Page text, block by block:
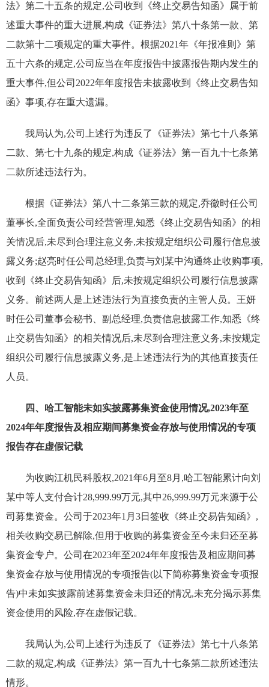
法》第二十五条的规定,公司收到《终止交易告知函》属于前
述重大事件的重大进展,构成《证券法》第八十条第一款、第
二款第十二项规定的重大事件。根据2021年《年报准则》第
五十六条的规定,公司应当在年度报告中披露报告期内发生的
重大事件,但公司2022年年度报告未披露收到《终止交易告知
函》事项,存在重大遗漏。
我局认为,公司上述行为违反了《证券法》第七十八条第
二款、第七十九条的规定,构成《证券法》第一百九十七条第
二款所述违法行为。
根据《证券法》第八十二条第三款的规定,乔徽时任公司
董事长,全面负责公司经营管理,知悉《终止交易告知函》的相
关情况后,未尽到合理注意义务,未按规定组织公司履行信息披
露义务;赵亮时任公司总经理,负责与刘某中沟通终止收购事项,
收到《终止交易告知函》后,未按规定组织公司履行信息披露
义务。前述两人是上述违法行为直接负责的主管人员。王妍
时任公司董事会秘书、副总经理,负责信息披露工作,知悉《终
止交易告知函》的相关情况后,未尽到合理注意义务,未按规定
组织公司履行信息披露义务,是上述违法行为的其他直接责任
人员。
四、哈工智能未如实披露募集资金使用情况,2023年至
2024年年度报告及相应期间募集资金存放与使用情况的专项
报告存在虚假记载
为收购江机民科股权,2021年6月至8月,哈工智能累计向刘
某中等人支付合计28,999.99万元,其中26,999.99万元来源于公
司募集资金。公司于2023年1月3日签收《终止交易告知函》,
相关收购交易已解除,但用于收购的募集资金至今未归还至募
集资金专户。公司在2023年至2024年年度报告及相应期间募
集资金存放与使用情况的专项报告(以下简称募集资金专项报
告)中未如实披露前述募集资金未归还的情况,未充分揭示募集
资金使用的风险,存在虚假记载。
我局认为,公司上述行为违反了《证券法》第七十八条第
二款的规定,构成《证券法》第一百九十七条第二款所述违法
情形。